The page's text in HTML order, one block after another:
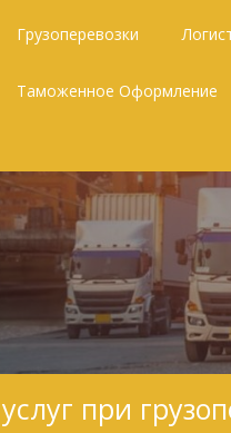
Грузоперевозки
Таможенное Оформление
при